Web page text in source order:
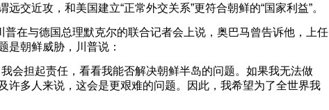
远交近攻，和美国建立“正常外交关系”更符合朝鲜的“国家利益”。
普在与德国总理默克尔的联合记者会上说，奥巴马曾告诉他，上任
是朝鲜威胁，川普说：
会担起责任，看看我能否解决朝鲜半岛的问题。如果我无法做
许多人来说，这会是更艰难的问题。因此，我希望为了全世界我